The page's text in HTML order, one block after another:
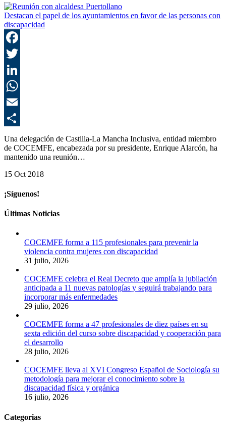
Destacan el papel de los ayuntamientos en favor de las personas con
discapacidad
Una delegación de Castilla-La Mancha Inclusiva, entidad miembro
de COCEMFE, encabezada por su presidente, Enrique Alarcón, ha
mantenido una reunión…
15 Oct 2018
¡Síguenos!
Últimas Noticias
COCEMFE forma a 115 profesionales para prevenir la
violencia contra mujeres con discapacidad
31 julio, 2026
COCEMFE celebra el Real Decreto que amplía la jubilación
anticipada a 11 nuevas patologías y seguirá trabajando para
incorporar más enfermedades
29 julio, 2026
COCEMFE forma a 47 profesionales de diez países en su
sexta edición del curso sobre discapacidad y cooperación para
el desarrollo
28 julio, 2026
COCEMFE lleva al XVI Congreso Español de Sociología su
metodología para mejorar el conocimiento sobre la
discapacidad física y orgánica
16 julio, 2026
Categorias